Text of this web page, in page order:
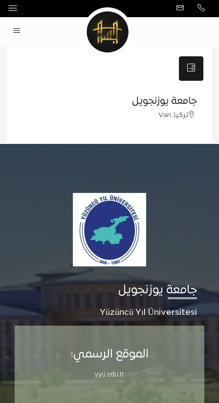
جامعة يوزنجويل
تركيا, Van
جامعة يوزنجويل
Yüzüncü Yıl Üniversitesi
الموقع الرسمي:
yyu.edu.tr